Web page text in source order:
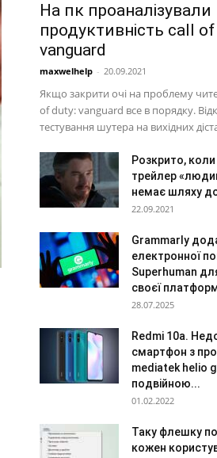
На пк проаналізували
продуктивність call
vanguard
maxwelhelp - 20.09.2021
Якщо закрити очі на проблему
of duty: vanguard все в порядку.
тестування шутера на вихідних
Розкрито,
трейлер
немає шляху
22.09.2021
Grammarly
електронної
Superhuman
своєї
28.07.2025
Redmi 10а.
смартфон з
mediatek helio
подвійною...
01.02.2022
Таку флешку
кожен